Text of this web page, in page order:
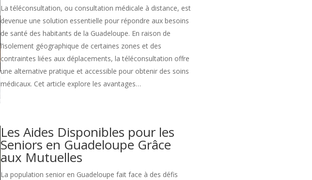
La téléconsultation, ou consultation médicale à distance, est
devenue une solution essentielle pour répondre aux besoins
de santé des habitants de la Guadeloupe. En raison de
l’isolement géographique de certaines zones et des
contraintes liées aux déplacements, la téléconsultation offre
une alternative pratique et accessible pour obtenir des soins
médicaux. Cet article explore les avantages…
Les Aides Disponibles pour les
Seniors en Guadeloupe Grâce
aux Mutuelles
La population senior en Guadeloupe fait face à des défis